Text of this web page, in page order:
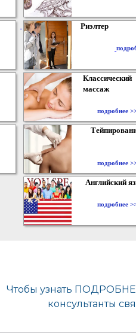
Риэлтер
Классический
массаж
подробнее
подробнее
Английский
подробнее